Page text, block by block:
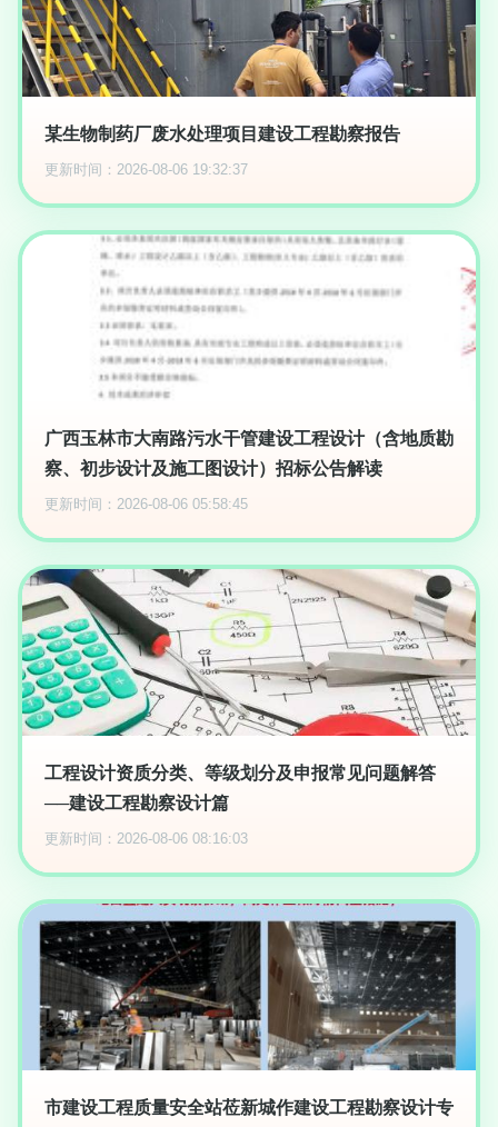
某生物制药厂废水处理项目建设工程勘察报告
更新时间：2026-08-06 19:32:37
广西玉林市大南路污水干管建设工程设计（含地质勘
察、初步设计及施工图设计）招标公告解读
更新时间：2026-08-06 05:58:45
工程设计资质分类、等级划分及申报常见问题解答
──建设工程勘察设计篇
更新时间：2026-08-06 08:16:03
市建设工程质量安全站莅新城作建设工程勘察设计专